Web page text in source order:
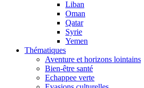
Liban
Oman
Qatar
Syrie
Yemen
Thématiques
Aventure et horizons lointains
Bien-être santé
Echappee verte